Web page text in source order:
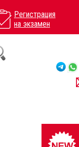
Регистрация
на экзамен